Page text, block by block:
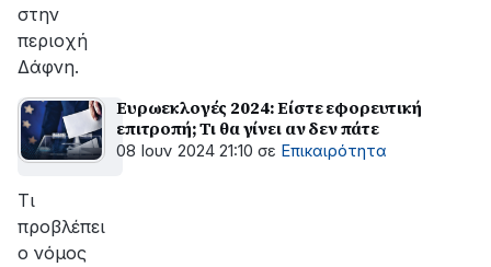
στην
περιοχή
Δάφνη.
Ευρωεκλογές 2024: Είστε εφορευτική
επιτροπή; Τι θα γίνει αν δεν πάτε
08 Ιουν 2024 21:10 σε Επικαιρότητα
Τι
προβλέπει
ο νόμος